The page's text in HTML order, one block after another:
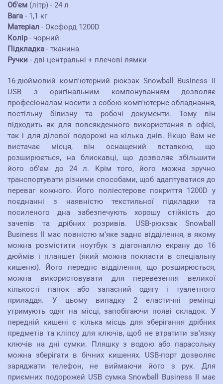
Об'єм (літр) - 24 л
Вага - 1,1 кг
Матеріал - Оксфорд 1200D
Колір- чорний
Підкладка - тканина
Ручки - дві центральні + плечові лямки
16-дюймовий комп'ютерний рюкзак Snowball Business II
USB з оригінальним компонуванням дозволяє
професіоналам носити з собою комп'ютерне обладнання,
постільну білизну та робочі документи. Тому він
підходить як для повсякденного використання в офісі,
так і для ділової подорожі на кілька днів. Якщо Вам не
вистачає місця, він оснащений вставкою, що
розширюється, на блискавці, що дозволяє збільшити
його об'єм до 24 л. Крім того, його можна зручно
транспортувати різними способами, щоб адаптуватися до
переваг кожного. Його поліестерове покриття 1200D у
поєднанні з наявністю текстильної підкладки та
посиленого дна забезпечують хорошу стійкість до
зачепів та дрібних розривів. USB-рюкзак Snowball
Business II має повністю м'яке заднє відділення, в якому
можна розмістити ноутбук з діагоналлю екрану до 16
дюймів і планшет (який можна покласти в спеціальну
кишеню). Його переднє відділення, що розширюється,
можна використовувати для перевезення великої
кількості папок або запасний одягу і туалетного
приладдя. У цьому випадку 2 еластичні ремінці
утримують одяг на місці, запобігаючи появі складок. У
передній кишені є кілька місць для зберігання дрібних
предметів та кліпсу для ключів, щоб не втратити зв'язку
ключів на дні сумки. Пляшку з водою або парасольку
можна зберігати в бічних кишенях. USB-порт дозволяє
заряджати телефон, не виймаючи його з рук. Для
приємних подорожей USB сумка Snowball Business II має